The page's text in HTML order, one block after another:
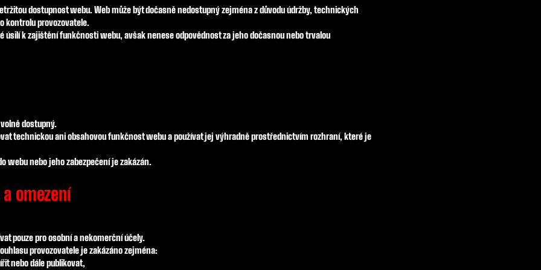
dostupnost webu. Web může být dočasně nedostupný zejména z důvodu údržby, technických
kontrolu provozovatele.
úsilí k zajištění funkčnosti webu, avšak nenese odpovědnost za jeho dočasnou nebo trvalou
dostupný.
technickou ani obsahovou funkčnost webu a používat jej výhradně prostřednictvím rozhraní, které je
webu nebo jeho zabezpečení je zakázán.
omezení
pouze pro osobní a nekomerční účely.
provozovatele je zakázáno zejména:
nebo dále publikovat,